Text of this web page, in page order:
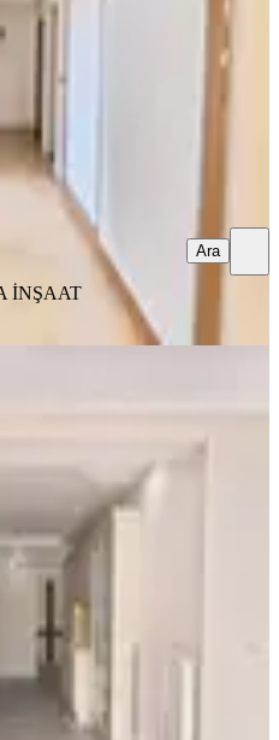
İNŞAAT
Ara
Mahallesi
03.08.2026
ADEM ÇAKIR